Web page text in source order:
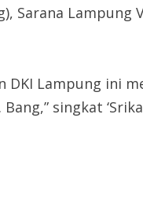
Sarana
Lampung ini
singkat